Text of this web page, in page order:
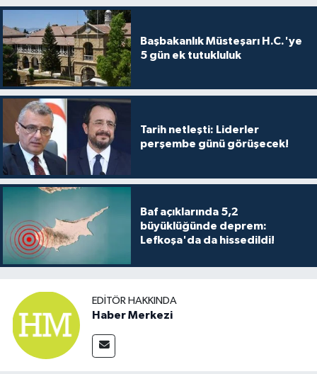
Başbakanlık Müsteşarı H.C.'ye
5 gün ek tutukluluk
Tarih netleşti: Liderler
perşembe günü görüşecek!
Baf açıklarında 5,2
büyüklüğünde deprem:
Lefkoşa'da da hissedildi!
EDITÖR HAKKINDA
Haber Merkezi